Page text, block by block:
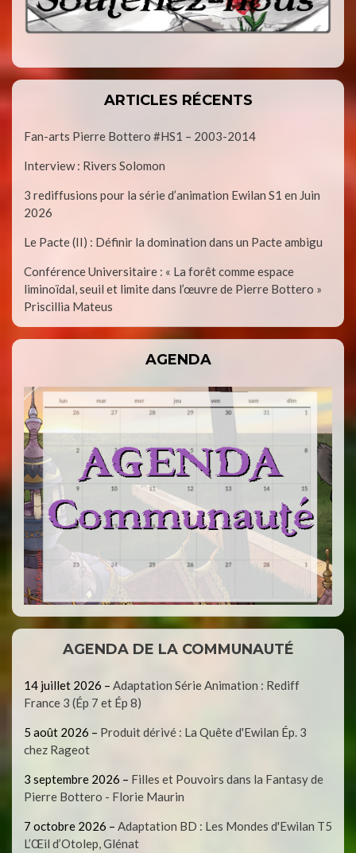
ARTICLES RÉCENTS
Fan-arts Pierre Bottero #HS1 – 2003-2014
Interview : Rivers Solomon
3 rediffusions pour la série d’animation Ewilan S1 en Juin
2026
Le Pacte (II) : Définir la domination dans un Pacte ambigu
Conférence Universitaire : « La forêt comme espace
liminoïdal, seuil et limite dans l’œuvre de Pierre Bottero »
Priscillia Mateus
AGENDA
AGENDA DE LA COMMUNAUTÉ
14 juillet 2026 – Adaptation Série Animation : Rediff
France 3 (Ép 7 et Ép 8)
5 août 2026 – Produit dérivé : La Quête d'Ewilan Ép. 3
chez Rageot
3 septembre 2026 – Filles et Pouvoirs dans la Fantasy de
Pierre Bottero - Florie Maurin
7 octobre 2026 – Adaptation BD : Les Mondes d'Ewilan T5
L’Œil d’Otolep, Glénat